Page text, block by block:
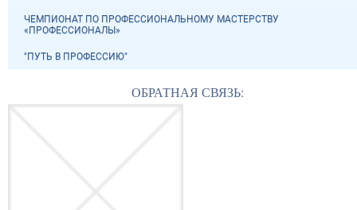
ЧЕМПИОНАТ ПО ПРОФЕССИОНАЛЬНОМУ МАСТЕРСТВУ
«ПРОФЕССИОНАЛЫ»
"ПУТЬ В ПРОФЕССИЮ"
ОБРАТНАЯ СВЯЗЬ: